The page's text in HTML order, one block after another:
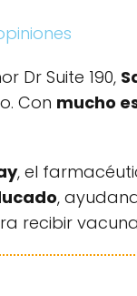
Dr Suite 190,
Con mucho
, el
,
recibir